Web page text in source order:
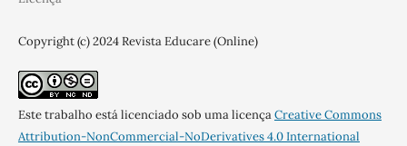
Copyright (c) 2024 Revista Educare (Online)
Este trabalho está licenciado sob uma licençaCreative Commons
Attribution-NonCommercial-NoDerivatives 4.0 International